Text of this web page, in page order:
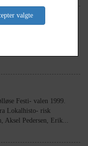
samt sønnen Carl
Festi- valen 1999.
Lokalhisto- risk
Aksel Pedersen, Erik...
valgte